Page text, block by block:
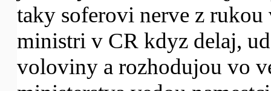
taky soferovi nerve z
ministri v CR kdyz delaj,
voloviny a rozhodujou vo